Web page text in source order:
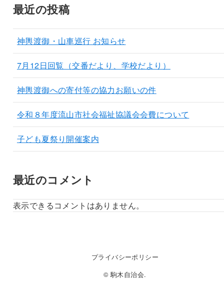
最近の投稿
神輿渡御・山車巡行 お知らせ
7月12日回覧（交番だより、学校だより）
神輿渡御への寄付等の協力お願いの件
令和８年度流山市社会福祉協議会会費について
子ども夏祭り開催案内
最近のコメント
表示できるコメントはありません。
プライバシーポリシー
© 駒木自治会.